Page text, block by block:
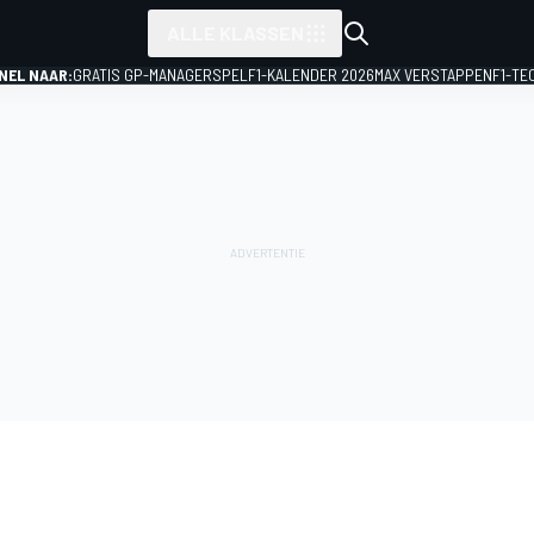
NAAR:GRATIS GP-MANAGERSPEL F1-KALENDER 2026MAX VERSTAPPENF1-